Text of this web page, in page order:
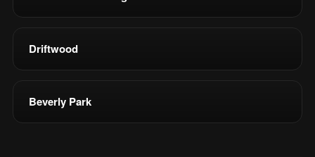
Driftwood
Beverly Park